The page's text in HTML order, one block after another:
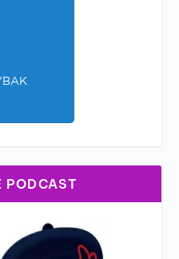
PODCAST